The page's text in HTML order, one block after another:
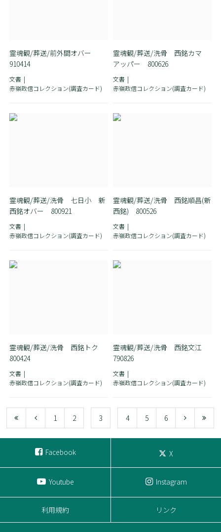
霊魂観/葬送/前外間オバー
910414
文書
赤嶺政信コレクション(調査カード)
霊魂観/葬送/洗骨 西銘カマ
アッパー 800626
文書
赤嶺政信コレクション(調査カード)
霊魂観/葬送/洗骨 七日小 新
西銘オバー 800921
文書
赤嶺政信コレクション(調査カード)
霊魂観/葬送/洗骨 西銘順昌(新
西銘) 800526
文書
赤嶺政信コレクション(調査カード)
霊魂観/葬送/洗骨 西銘トク
800424
文書
赤嶺政信コレクション(調査カード)
霊魂観/葬送/洗骨 西銘文江
790826
文書
赤嶺政信コレクション(調査カード)
1 2 3 4 5 6
Facebook X
Youtube Instagram
利用規約 リンク